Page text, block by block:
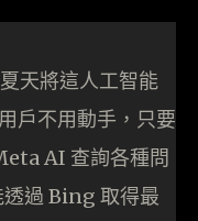
天將這人工智能
戶不用動手，只要
AI 查詢各種問
過 Bing 取得最